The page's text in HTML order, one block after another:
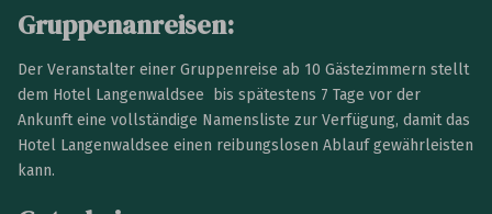
Gruppenanreisen:
Der Veranstalter einer Gruppenreise ab 10 Gästezimmern stellt
dem Hotel Langenwaldsee bis spätestens 7 Tage vor der
Ankunft eine vollständige Namensliste zur Verfügung, damit das
Hotel Langenwaldsee einen reibungslosen Ablauf gewährleisten
kann.